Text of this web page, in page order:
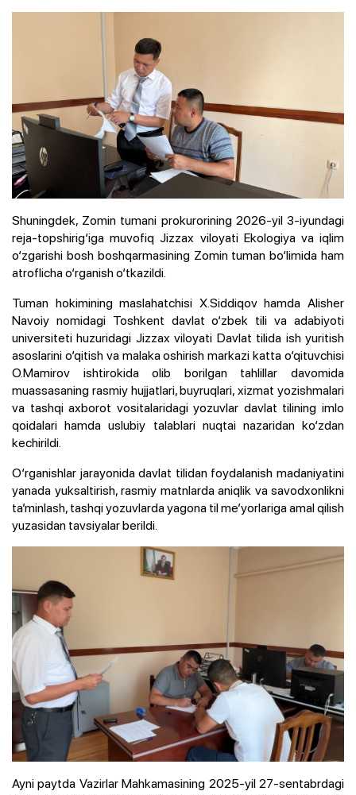
Shuningdek, Zomin tumani prokurorining 2026-yil 3-iyundagi
reja-topshirig‘iga muvofiq Jizzax viloyati Ekologiya va iqlim
o‘zgarishi bosh boshqarmasining Zomin tuman bo‘limida ham
atroflicha o‘rganish o‘tkazildi.
Tuman hokimining maslahatchisi X.Siddiqov hamda Alisher
Navoiy nomidagi Toshkent davlat o‘zbek tili va adabiyoti
universiteti huzuridagi Jizzax viloyati Davlat tilida ish yuritish
asoslarini o‘qitish va malaka oshirish markazi katta o‘qituvchisi
O.Mamirov ishtirokida olib borilgan tahlillar davomida
muassasaning rasmiy hujjatlari, buyruqlari, xizmat yozishmalari
va tashqi axborot vositalaridagi yozuvlar davlat tilining imlo
qoidalari hamda uslubiy talablari nuqtai nazaridan ko‘zdan
kechirildi.
O‘rganishlar jarayonida davlat tilidan foydalanish madaniyatini
yanada yuksaltirish, rasmiy matnlarda aniqlik va savodxonlikni
ta’minlash, tashqi yozuvlarda yagona til me’yorlariga amal qilish
yuzasidan tavsiyalar berildi.
Ayni paytda Vazirlar Mahkamasining 2025-yil 27-sentabrdagi